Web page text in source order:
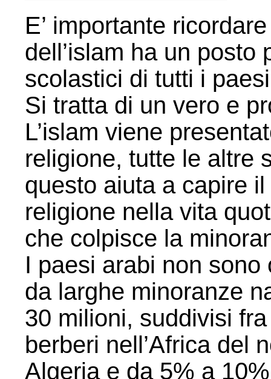
E’ importante
dell’islam ha un posto
scolastici di tutti i
Si tratta di un vero e
L’islam viene
religione, tutte le altre
questo aiuta a capire
religione nella vita
che colpisce la
I paesi arabi non
da larghe minoranze
30 milioni, suddivisi
berberi nell’Africa del
Algeria e da 5% a